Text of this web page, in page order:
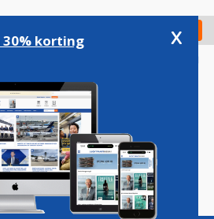
Check in
Podcasts Vacatures
korting x